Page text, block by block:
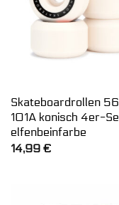
Skateboardrollen
101A konisch 4er-
elfenbeinfarbe
14,99 €